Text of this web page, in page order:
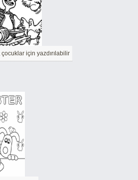
için yazdırılabilir